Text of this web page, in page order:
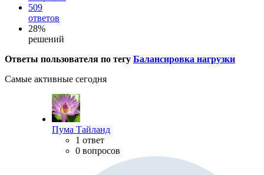
509
ответов
28%
решений
Ответы пользователя по тегу Балансировка нагрузки
Самые активные сегодня
Пума Тайланд
1 ответ
0 вопросов